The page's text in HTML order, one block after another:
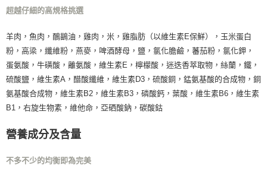
超越仔細的高規格挑選
羊肉，魚肉，鴯鶓油，雞肉，米，雞脂肪（以維生素E保鮮），玉米蛋白
粉，高梁，纖維粉，燕麥，啤酒酵母，鹽，氯化膽鹼，蕃茄粉，氯化鉀，
蛋氨酸，牛磺酸，離氨酸，維生素E，檸檬酸，迷迭香萃取物，絲蘭，鐵，
硫酸鹽，維生素A，醋酸纖維，維生素D3，硫酸銅，錳氨基酸的合成物，銅
氨基酸合成物，維生素B2，維生素B3，磷酸鈣，葉酸，維生素B6，維生素
B1，右旋生物素，維他命，亞硒酸鈉，碳酸鈷
營養成分及含量
不多不少的均衡即為完美